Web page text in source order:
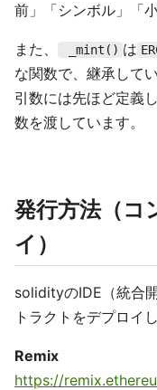
前」「シンボル」「
また、 _mint() は
な関数で、継承して
引数には先ほど定義
数を渡しています。
発行方法（コ
イ）
solidityのIDE（統合
トラクトをデプロイ
Remix
https://